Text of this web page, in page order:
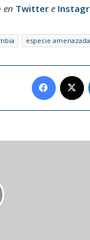
en Twittere
especie amenazada
Facebook